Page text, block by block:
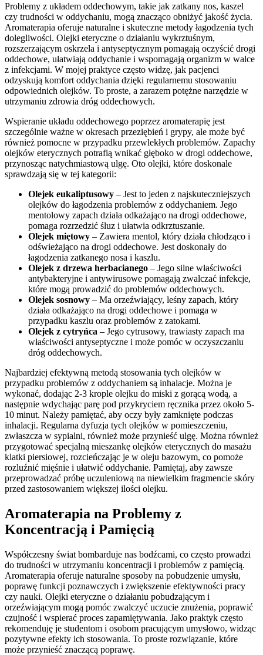
Problemy z układem oddechowym, takie jak zatkany nos, kaszel
czy trudności w oddychaniu, mogą znacząco obniżyć jakość życia.
Aromaterapia oferuje naturalne i skuteczne metody łagodzenia tych
dolegliwości. Olejki eteryczne o działaniu wykrztuśnym,
rozszerzającym oskrzela i antyseptycznym pomagają oczyścić drogi
oddechowe, ułatwiają oddychanie i wspomagają organizm w walce
z infekcjami. W mojej praktyce często widzę, jak pacjenci
odzyskują komfort oddychania dzięki regularnemu stosowaniu
odpowiednich olejków. To proste, a zarazem potężne narzędzie w
utrzymaniu zdrowia dróg oddechowych.
Wspieranie układu oddechowego poprzez aromaterapię jest
szczególnie ważne w okresach przeziębień i grypy, ale może być
również pomocne w przypadku przewlekłych problemów. Zapachy
olejków eterycznych potrafią wnikać głęboko w drogi oddechowe,
przynosząc natychmiastową ulgę. Oto olejki, które doskonale
sprawdzają się w tej kategorii:
Olejek eukaliptusowy – Jest to jeden z najskuteczniejszych
olejków do łagodzenia problemów z oddychaniem. Jego
mentolowy zapach działa odkażająco na drogi oddechowe,
pomaga rozrzedzić śluz i ułatwia odkrztuszanie.
Olejek miętowy – Zawiera mentol, który działa chłodząco i
odświeżająco na drogi oddechowe. Jest doskonały do
łagodzenia zatkanego nosa i kaszlu.
Olejek z drzewa herbacianego – Jego silne właściwości
antybakteryjne i antywirusowe pomagają zwalczać infekcje,
które mogą prowadzić do problemów oddechowych.
Olejek sosnowy – Ma orzeźwiający, leśny zapach, który
działa odkażająco na drogi oddechowe i pomaga w
przypadku kaszlu oraz problemów z zatokami.
Olejek z cytryńca – Jego cytrusowy, trawiasty zapach ma
właściwości antyseptyczne i może pomóc w oczyszczaniu
dróg oddechowych.
Najbardziej efektywną metodą stosowania tych olejków w
przypadku problemów z oddychaniem są inhalacje. Można je
wykonać, dodając 2-3 krople olejku do miski z gorącą wodą, a
następnie wdychając parę pod przykryciem ręcznika przez około 5-
10 minut. Należy pamiętać, aby oczy były zamknięte podczas
inhalacji. Regularna dyfuzja tych olejków w pomieszczeniu,
zwłaszcza w sypialni, również może przynieść ulgę. Można również
przygotować specjalną mieszankę olejków eterycznych do masażu
klatki piersiowej, rozcieńczając je w oleju bazowym, co pomoże
rozluźnić mięśnie i ułatwić oddychanie. Pamiętaj, aby zawsze
przeprowadzać próbę uczuleniową na niewielkim fragmencie skóry
przed zastosowaniem większej ilości olejku.
Aromaterapia na Problemy z
Koncentracją i Pamięcią
Współczesny świat bombarduje nas bodźcami, co często prowadzi
do trudności w utrzymaniu koncentracji i problemów z pamięcią.
Aromaterapia oferuje naturalne sposoby na pobudzenie umysłu,
poprawę funkcji poznawczych i zwiększenie efektywności pracy
czy nauki. Olejki eteryczne o działaniu pobudzającym i
orzeźwiającym mogą pomóc zwalczyć uczucie znużenia, poprawić
czujność i wspierać proces zapamiętywania. Jako praktyk często
rekomenduję je studentom i osobom pracującym umysłowo, widząc
pozytywne efekty ich stosowania. To proste rozwiązanie, które
może przynieść znaczącą poprawę.